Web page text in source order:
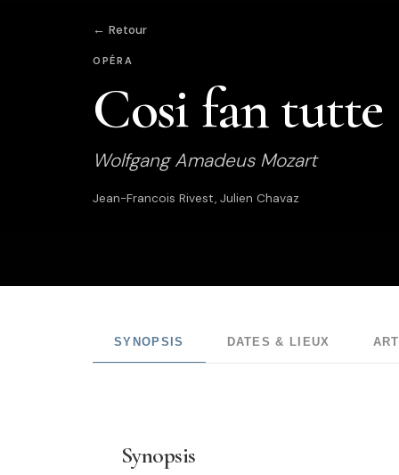
← Retour
OPÉRA
Cosi fan tutte
Wolfgang Amadeus Mozart
Jean-Francois Rivest, Julien Chavaz
SYNOPSIS DATES & LIEUX
Synopsis